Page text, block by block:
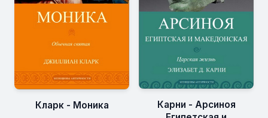
Кларк - Моника
Карни - Арсиноя